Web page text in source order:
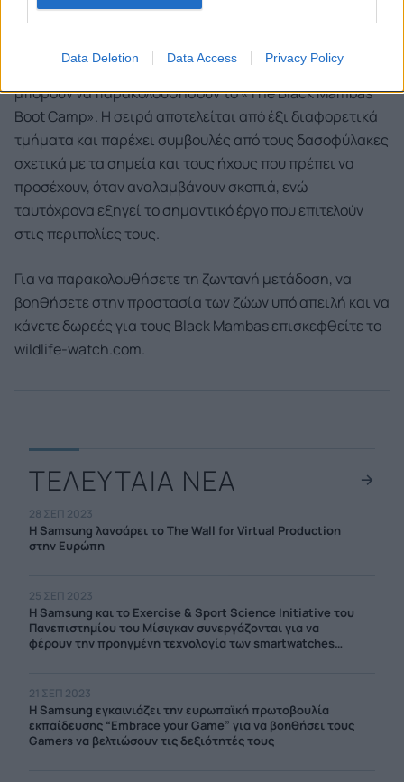
Data Deletion Data Access Privacy Policy
Οι Εικονικοί Δασοφύλακες που επιθυμούν να μάθουν
περισσότερα για τα σημάδια της λαθροθηρίας
μπορούν να παρακολουθήσουν το «The Black Mambas
Boot Camp». Η σειρά αποτελείται από έξι διαφορετικά
τμήματα και παρέχει συμβουλές από τους δασοφύλακες
σχετικά με τα σημεία και τους ήχους που πρέπει να
προσέχουν, όταν αναλαμβάνουν σκοπιά, ενώ
ταυτόχρονα εξηγεί το σημαντικό έργο που επιτελούν
στις περιπολίες τους.
Για να παρακολουθήσετε τη ζωντανή μετάδοση, να
βοηθήσετε στην προστασία των ζώων υπό απειλή και να
κάνετε δωρεές για τους Black Mambas επισκεφθείτε το
wildlife-watch.com.
ΤΕΛΕΥΤΑΙΑ ΝΕΑ
28 ΣΕΠ 2023
Η Samsung λανσάρει το The Wall for Virtual Production
στην Ευρώπη
25 ΣΕΠ 2023
Η Samsung και το Exercise & Sport Science Initiative του
Πανεπιστημίου του Μίσιγκαν συνεργάζονται για να
φέρουν την προηγμένη τεχνολογία των smartwatches
21 ΣΕΠ 2023
Η Samsung εγκαινιάζει την ευρωπαϊκή πρωτοβουλία
εκπαίδευσης “Embrace your Game” για να βοηθήσει τους
Gamers να βελτιώσουν τις δεξιότητές τους